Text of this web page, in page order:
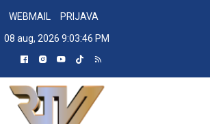
WEBMAIL
PRIJAVA
08 aug, 2026 9:03:46 PM